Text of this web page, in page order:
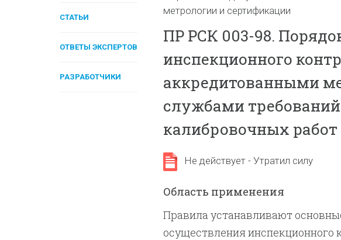
СТАТЬИ
ОТВЕТЫ ЭКСПЕРТОВ
РАЗРАБОТЧИКИ
метрологии и сертификации
ПР РСК 003-98.
инспекционного
аккредитованными
службами
калибровочных работ
Не действует - Утратил силу
Область применения
Правила устанавливают
осуществления инспекционного